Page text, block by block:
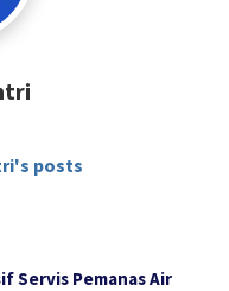
posts
Servis Pemanas Air